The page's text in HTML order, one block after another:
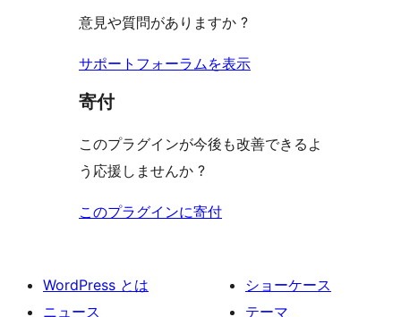
ー
ュ
ー
意見や質問がありますか ?
サポートフォーラムを表示
寄付
このプラグインが今後も改善できるよ
う応援しませんか ?
このプラグインに寄付
WordPress とは
ニュース
ショーケース
テーマ